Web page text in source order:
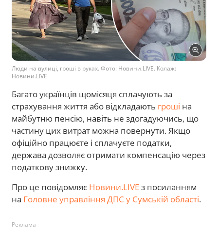
Люди на вулиці, гроші в руках. Фото: Новини.LIVE. Колаж:
Новини.LIVE
Багато українців щомісяця сплачують за
страхування життя або відкладають гроші на
майбутню пенсію, навіть не здогадуючись, що
частину цих витрат можна повернути. Якщо
офіційно працюєте і сплачуєте податки,
держава дозволяє отримати компенсацію через
податкову знижку.
Про це повідомляє Новини.LIVEз посиланням
на Головне управління ДПС у Сумській області.
Реклама